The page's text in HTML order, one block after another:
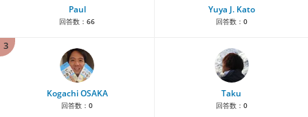
Paul
回答数： 66
Yuya J. Kato
回答数： 0
3
Kogachi OSAKA
回答数： 0
Taku
回答数： 0